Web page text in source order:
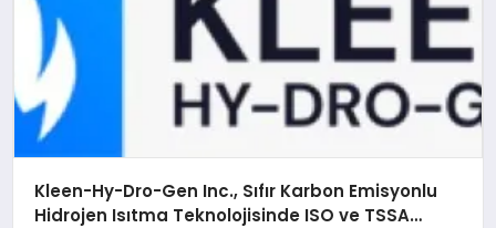
Kleen-Hy-Dro-Gen Inc., Sıfır Karbon Emisyonlu
Hidrojen Isıtma Teknolojisinde ISO ve TSSA